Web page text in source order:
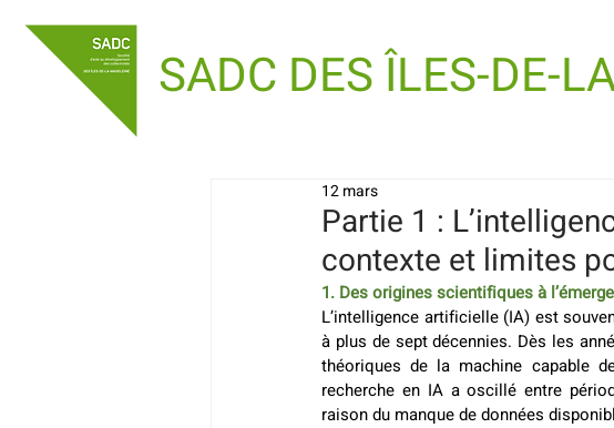
SADC DES ÎLES-DE-
Partie 1 :
contexte et limites
12 mars
1. Des origines scientifiques à
L’intelligence artificielle (IA) est
à plus de sept décennies. Dès les
théoriques de la machine capable
recherche en IA a oscillé entre
raison du manque de données